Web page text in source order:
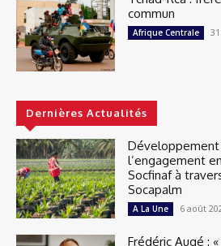
commun
Afrique Centrale
Dernières Actualités
Développement
l’engagement
Socfinaf à
Socapalm
A La Une 6 août
Frédéric Augé :